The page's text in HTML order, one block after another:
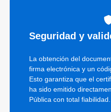
Seguridad y
La obtención del
firma electrónica y un
Esto garantiza que el
ha sido emitido
Pública con total fiabilidad.